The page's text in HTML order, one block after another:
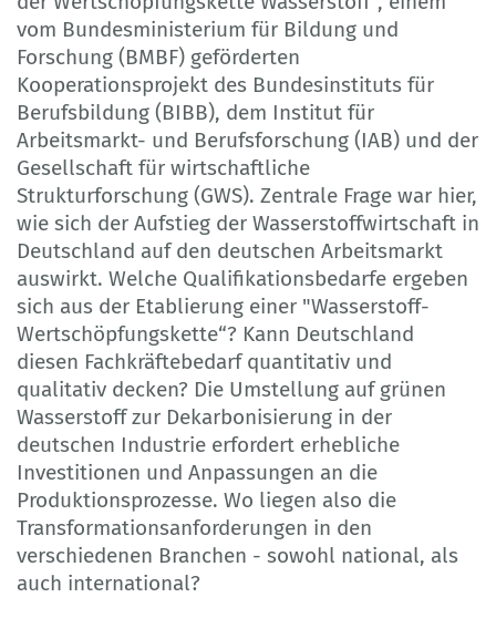
vom Bundesministerium für Bildung und
Forschung (BMBF) geförderten
Kooperationsprojekt des Bundesinstituts für
Berufsbildung (BIBB), dem Institut für
Arbeitsmarkt- und Berufsforschung (IAB) und der
Gesellschaft für wirtschaftliche
Strukturforschung (GWS). Zentrale Frage war hier,
wie sich der Aufstieg der Wasserstoffwirtschaft in
Deutschland auf den deutschen Arbeitsmarkt
auswirkt. Welche Qualifikationsbedarfe ergeben
sich aus der Etablierung einer "Wasserstoff-
Wertschöpfungskette“? Kann Deutschland
diesen Fachkräftebedarf quantitativ und
qualitativ decken? Die Umstellung auf grünen
Wasserstoff zur Dekarbonisierung in der
deutschen Industrie erfordert erhebliche
Investitionen und Anpassungen an die
Produktionsprozesse. Wo liegen also die
Transformationsanforderungen in den
verschiedenen Branchen - sowohl national, als
auch international?